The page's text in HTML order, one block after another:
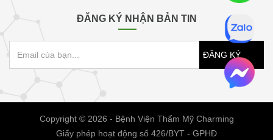
ĐĂNG KÝ NHẬN BẢN TIN
ĐĂNG KÝ
Copyright © 2026 - Bệnh Viện Thẩm Mỹ Charming
Giấy phép hoạt động số 426/BYT - GPHĐ